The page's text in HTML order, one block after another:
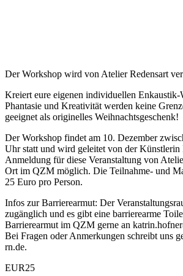
Der Workshop wird von Atelier Redensart
Kreiert eure eigenen individuellen Enkaustik-
Phantasie und Kreativität werden keine
geeignet als originelles Weihnachtsgeschenk!
Der Workshop findet am 10. Dezember
Uhr statt und wird geleitet von der
Anmeldung für diese Veranstaltung von
Ort im QZM möglich. Die Teilnahme- und
25 Euro pro Person.
Infos zur Barrierearmut: Der
zugänglich und es gibt eine barrierearme
Barrierearmut im QZM gerne an
Bei Fragen oder Anmerkungen schreibt uns
rn.de.
EUR25